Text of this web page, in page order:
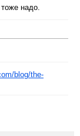
надо.
blog/the-